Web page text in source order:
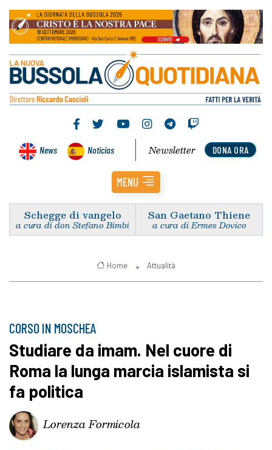
News Noticias DONA ORA
Newsletter
MENU
Schegge di vangelo
a cura di don Stefano Bimbi
San Gaetano Thiene
a cura di Ermes Dovico
Home Attualità
CORSO IN MOSCHEA
Studiare da imam. Nel cuore di
Roma la lunga marcia islamista si
fa politica
Lorenza Formicola